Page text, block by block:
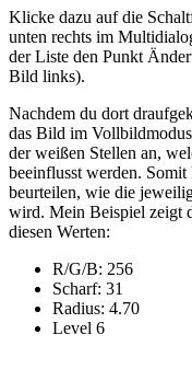
Klicke dazu auf die
unten rechts im
der Liste den Punkt
Bild links).
Nachdem du dort
das Bild im
der weißen Stellen an,
beeinflusst werden.
beurteilen, wie die
wird. Mein Beispiel zeigt
diesen Werten:
R/G/B: 256
Scharf: 31
Radius: 4.70
Level 6